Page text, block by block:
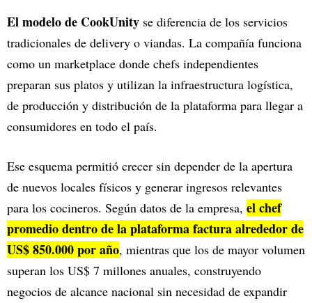
El modelo de CookUnity se diferencia de los servicios
tradicionales de delivery o viandas. La compañía funciona
como un marketplace donde chefs independientes
preparan sus platos y utilizan la infraestructura logística,
de producción y distribución de la plataforma para llegar a
consumidores en todo el país.
Ese esquema permitió crecer sin depender de la apertura
de nuevos locales físicos y generar ingresos relevantes
para los cocineros. Según datos de la empresa, el chef
promedio dentro de la plataforma factura alrededor de
US$ 850.000 por año, mientras que los de mayor volumen
superan los US$ 7 millones anuales, construyendo
negocios de alcance nacional sin necesidad de expandir